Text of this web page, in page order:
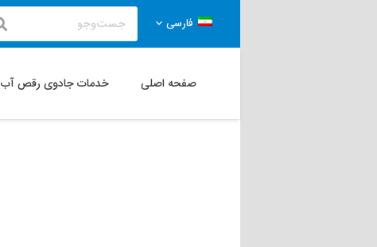
فارسی
صفحه اصلی خدمات جادوی رقص آب